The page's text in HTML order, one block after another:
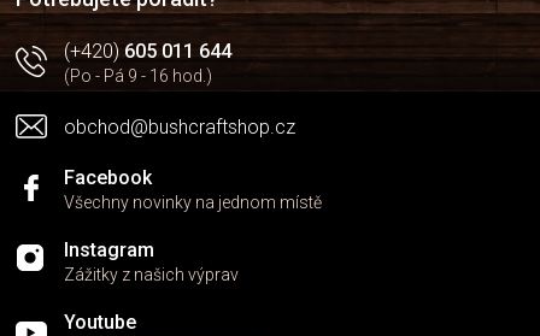
p
s
(+420)605 011 644
(Po - Pá 9 - 16 hod.)
obchod@bushcraftshop.cz
Facebook
Všechny novinky na jednom místě
Instagram
Zážitky z našich výprav
Youtube